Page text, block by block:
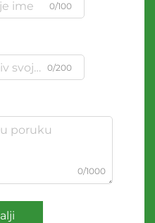
0/100
0/200
0/1000